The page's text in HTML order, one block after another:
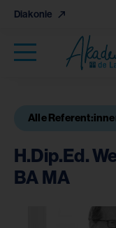
Diakonie
Alle
H.Dip.Ed.
BA MA